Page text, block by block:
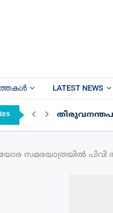
LATEST NEWS
സമരയാത്രയിൽ